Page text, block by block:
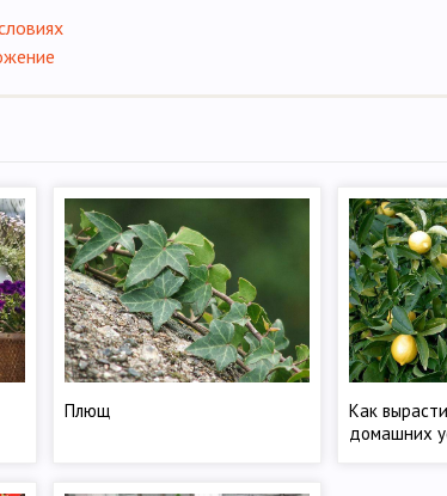
Плющ
Как
домашних